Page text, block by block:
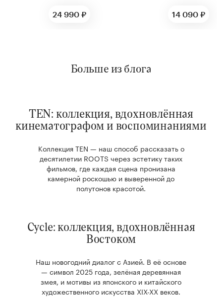
24 990 ₽ 14 090 ₽
Больше из блога
TEN: коллекция, вдохновлённая
кинематографом и воспоминаниями
Коллекция TEN — наш способ рассказать о
десятилетии ROOTS через эстетику таких
фильмов, где каждая сцена пронизана
камерной роскошью и выверенной до
полутонов красотой.
Cycle: коллекция, вдохновлённая
Востоком
Наш новогодний диалог с Азией. В её основе
— символ 2025 года, зелёная деревянная
змея, и мотивы из японского и китайского
художественного искусства XIX-XX веков.